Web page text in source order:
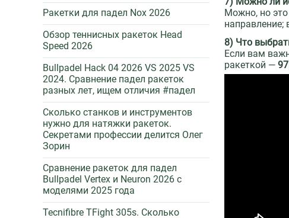
Ракетки для падел Nox 2026
Обзор теннисных ракеток Head
Speed 2026
Bullpadel Hack 04 2026 VS 2025 VS
2024. Сравнение падел ракеток
разных лет, ищем отличия #падел
Сколько станков и инструментов
нужно для натяжки ракеток.
Секретами профессии делится Олег
Зорин
Сравнение ракеток для падел
Bullpadel Vertex и Neuron 2026 c
моделями 2025 года
Tecnifibre TFight 305s. Сколько
Можно, но это
направление;
8) Что
Если вам
ракеткой —